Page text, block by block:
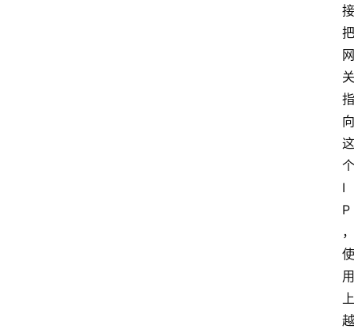
接
把
网
关
指
向
这
个
I
P
，
使
用
上
越